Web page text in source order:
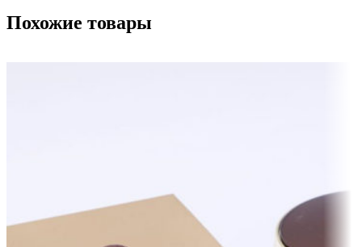
Похожие товары